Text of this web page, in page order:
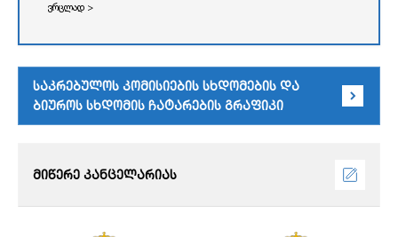
ვრცლად >
საკრებულოს კომისიების სხდომების და
ბიუროს სხდომის ჩატარების გრაფიკი
მიწერე კანცელარიას